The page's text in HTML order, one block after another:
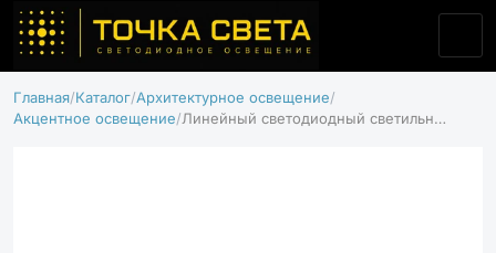
Главная Каталог Архитектурное освещение
Акцентное освещение
Линейный светодиодный светильник NT-SLIM 15(15) 1200